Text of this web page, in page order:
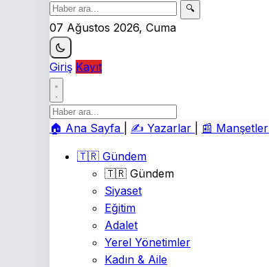
🔍
07 Ağustos 2026, Cuma
Giriş Kayıt
🏠 Ana Sayfa ✍️ Yazarlar 📰 Manşetler
🇹🇷 Gündem
🇹🇷 Gündem
Siyaset
Eğitim
Adalet
Yerel Yönetimler
Kadın & Aile